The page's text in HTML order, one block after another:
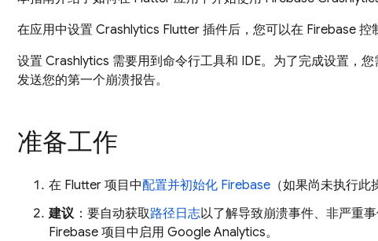
在应用中设置 Crashlytics Flutter 插件后，您可以在 Firebase 控
设置 Crashlytics 需要用到命令行工具和 IDE。为了完成设置，
发送您的第一个崩溃报告。
准备工作
在 Flutter 项目中配置并初始化 Firebase （如果尚未执行此
建议：要自动获取路径日志以了解导致崩溃事件、非严重
Firebase 项目中启用 Google Analytics。